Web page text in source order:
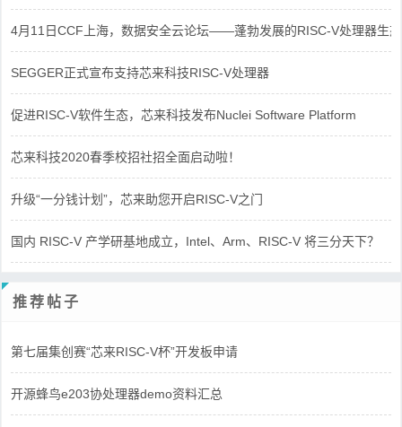
4月11日CCF上海，数据安全云论坛——蓬勃发展的RISC-V处理器生态
SEGGER正式宣布支持芯来科技RISC-V处理器
促进RISC-V软件生态，芯来科技发布Nuclei Software Platform
芯来科技2020春季校招社招全面启动啦！
升级“一分钱计划”，芯来助您开启RISC-V之门
国内 RISC-V 产学研基地成立，Intel、Arm、RISC-V 将三分天下？
推荐帖子
第七届集创赛“芯来RISC-V杯”开发板申请
开源蜂鸟e203协处理器demo资料汇总